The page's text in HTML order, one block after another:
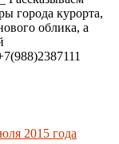
города курорта,
облика, а
2015 года